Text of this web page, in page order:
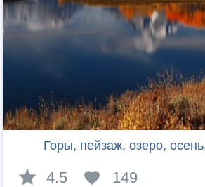
Горы, пейзаж, озеро,
4.5 149